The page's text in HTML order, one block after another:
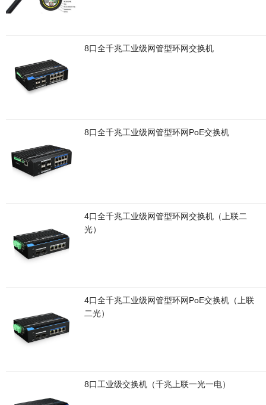
8口全千兆工业级网管型环网交换机
8口全千兆工业级网管型环网PoE交换机
4口全千兆工业级网管型环网交换机（上联二
光）
4口全千兆工业级网管型环网PoE交换机（上联
二光）
8口工业级交换机（千兆上联一光一电）